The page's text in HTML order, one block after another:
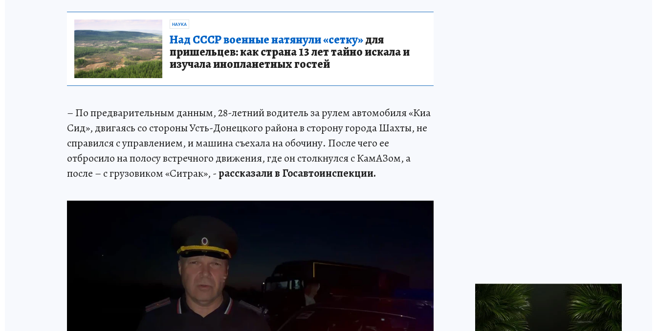
НАУКА
Над СССР военные натянули «сетку»для
пришельцев: как страна 13 лет тайно искала и
изучала инопланетных гостей
– По предварительным данным, 28-летний водитель за рулем автомобиля «Киа
Сид», двигаясь со стороны Усть-Донецкого района в сторону города Шахты, не
справился с управлением, и машина съехала на обочину. После чего ее
отбросило на полосу встречного движения, где он столкнулся с КамАЗом, а
после – с грузовиком «Ситрак», -рассказали в Госавтоинспекции.